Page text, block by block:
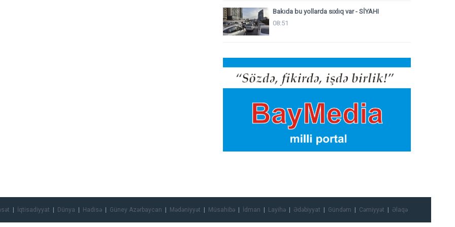
Bakıda bu yollarda sıxlıq var - SİYAHI
08:51
İqtisadiyyat Dünya Hadisə Güney Azərbaycan Mədəniyyət Müsahibə İdman Layihə Ədəbiyyat Gündəm Cəmiyyət Əlaqə